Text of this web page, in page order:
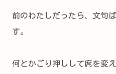
前のわたしだったら、文句
す。
何とかごり押しして席を変